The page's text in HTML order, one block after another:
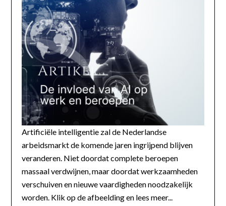
Artificiële intelligentie zal de Nederlandse
arbeidsmarkt de komende jaren ingrijpend blijven
veranderen. Niet doordat complete beroepen
massaal verdwijnen, maar doordat werkzaamheden
verschuiven en nieuwe vaardigheden noodzakelijk
worden. Klik op de afbeelding en lees meer...